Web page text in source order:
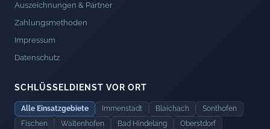
Auszeichnungen & Partner
Zahlungsmethoden
Impressum
Datenschutz
SCHLÜSSELDIENST VOR ORT
Alle Einsatzgebiete Immenstadt Blaichach
Sonthofen
Fischen
Waltenhofen Bad Hindelang
Oberstdorf